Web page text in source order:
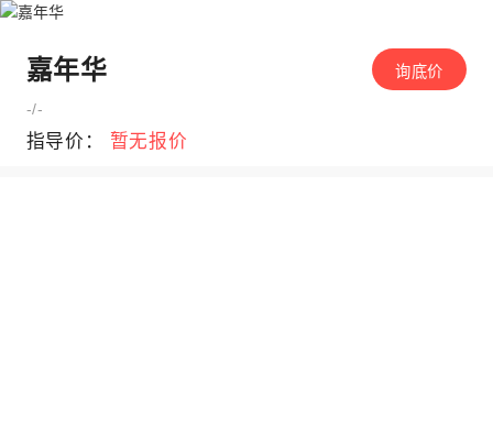
嘉年华
-/-
指导价： 暂无报价
询底价